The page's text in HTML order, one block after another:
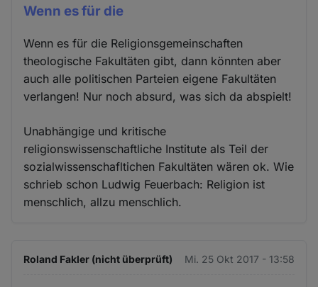
Wenn es für die
Wenn es für die Religionsgemeinschaften
theologische Fakultäten gibt, dann könnten aber
auch alle politischen Parteien eigene Fakultäten
verlangen! Nur noch absurd, was sich da abspielt!
Unabhängige und kritische
religionswissenschaftliche Institute als Teil der
sozialwissenschafltichen Fakultäten wären ok. Wie
schrieb schon Ludwig Feuerbach: Religion ist
menschlich, allzu menschlich.
Roland Fakler (nicht überprüft) Mi. 25 Okt 2017 - 13:58